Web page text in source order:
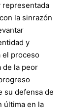
representada
la sinrazón
y
el proceso
de la peor
su defensa de
última en la